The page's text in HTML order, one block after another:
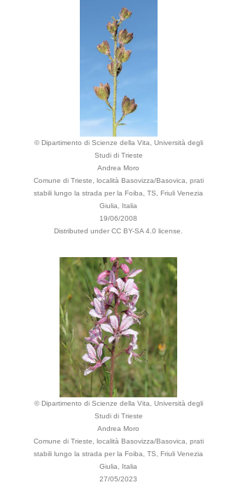
© Dipartimento di Scienze della Vita, Università degli
Studi di Trieste
Andrea Moro
Comune di Trieste, località Basovizza/Basovica, prati
stabili lungo la strada per la Foiba, TS, Friuli Venezia
Giulia, Italia
19/06/2008
Distributed under CC BY-SA 4.0 license.
© Dipartimento di Scienze della Vita, Università degli
Studi di Trieste
Andrea Moro
Comune di Trieste, località Basovizza/Basovica, prati
stabili lungo la strada per la Foiba, TS, Friuli Venezia
Giulia, Italia
27/05/2023